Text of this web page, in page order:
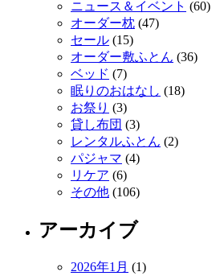
ニュース＆イベント (60)
オーダー枕 (47)
セール (15)
オーダー敷ふとん (36)
ベッド (7)
眠りのおはなし (18)
お祭り (3)
貸し布団 (3)
レンタルふとん (2)
パジャマ (4)
リケア (6)
その他 (106)
アーカイブ
2026年1月 (1)